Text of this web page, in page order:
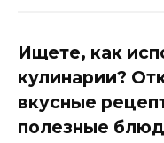
Ищете, как
кулинарии?
вкусные
полезные